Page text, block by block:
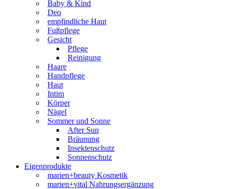
Baby & Kind
Deo
empfindliche Haut
Fußpflege
Gesicht
Pflege
Reinigung
Haare
Handpflege
Haut
Intim
Körper
Nägel
Sommer und Sonne
After Sun
Bräunung
Insektenschutz
Sonnenschutz
Eigenprodukte
marien+beauty Kosmetik
marien+vital Nahrungsergänzung